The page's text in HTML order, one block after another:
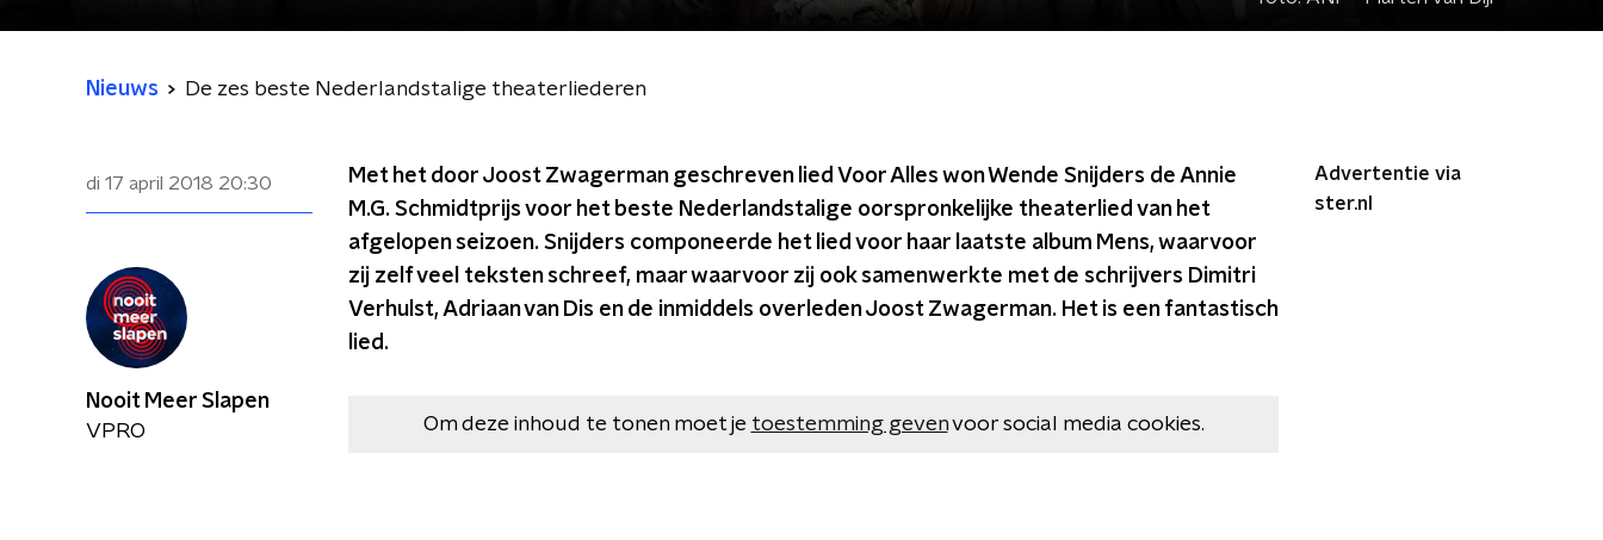
Nieuws De zes beste Nederlandstalige theaterliederen
di 17 april 2018 20:30
Met het door Joost Zwagerman geschreven lied Voor Alles won Wende Snijders de Annie
M.G. Schmidtprijs voor het beste Nederlandstalige oorspronkelijke theaterlied van het
afgelopen seizoen. Snijders componeerde het lied voor haar laatste album Mens, waarvoor
zij zelf veel teksten schreef, maar waarvoor zij ook samenwerkte met de schrijvers Dimitri
Verhulst, Adriaan van Dis en de inmiddels overleden Joost Zwagerman. Het is een fantastisch
lied.
Om deze inhoud te tonen moet je toestemming gevenvoor social media cookies.
Advertentie via
ster.nl
Nooit Meer Slapen
VPRO